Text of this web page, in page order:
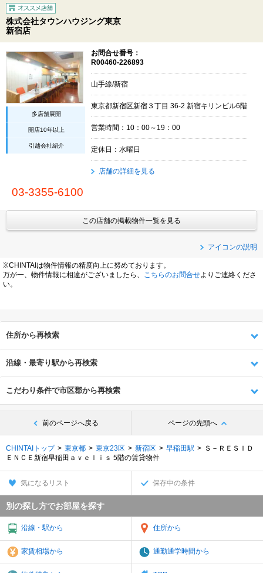
株式会社タウンハウジング東京
新宿店
多店舗展開
開店10年以上
引越会社紹介
お問合せ番号：
R00460-226893
山手線/新宿
東京都新宿区新宿３丁目 36-2 新宿キリンビル6階
営業時間：10：00～19：00
定休日：水曜日
店舗の詳細を見る
03-3355-6100
この店舗の掲載物件一覧を見る
アイコンの説明
※CHINTAIは物件情報の精度向上に努めております。
万が一、物件情報に相違がございましたら、
こちらのお問合せよりご連絡くださ
い。
住所から再検索
沿線・最寄り駅から再検索
こだわり条件で市区郡から再検索
前のページへ戻る ページの先頭へ
CHINTAIトップ 東京都 東京23区 新宿区 早稲田駅
Ｓ－ＲＥＳＩＤ
ＥＮＣＥ新宿早稲田ａｖｅｌｉｓ 5階の賃貸物件
気になるリスト 保存中の条件
別の探し方でお部屋を探す
沿線・駅から 住所から
家賃相場から 通勤通学時間から